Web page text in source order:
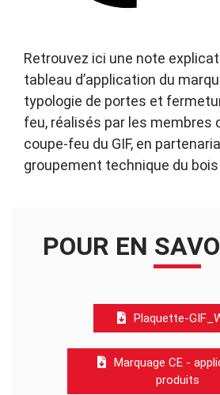
Retrouvez ici une note
tableau d’application du
typologie de portes et
feu, réalisés par les membres
coupe-feu du GIF, en
groupement technique du bois
POUR EN
Plaquette-
Marquage CE -
produits